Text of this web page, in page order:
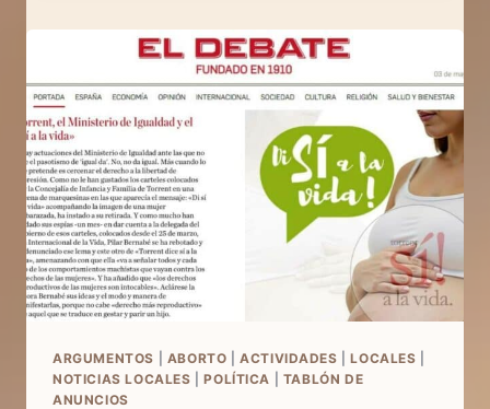
LA
CANCIÓN
PROVIDA
QUE
EMOCIONA
EN
5
IDIOMAS
ARGUMENTOS ABORTO |ACTIVIDADES |LOCALES
NOTICIAS LOCALES |POLÍTICA
TABLÓN DE
ANUNCIOS